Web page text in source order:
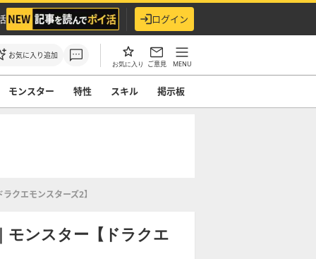
ログイン
お気に入り追加
お気に入り ご意見 MENU
モンスター 特性 スキル 掲示板
クエモンスターズ2】
モンスター【ドラクエ